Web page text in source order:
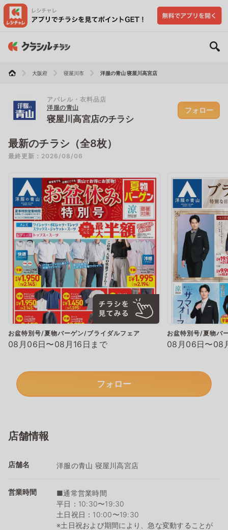
大阪府 寝屋川市 洋服の青山 寝屋川高宮店
アパレル・衣料品店
洋服の青山
寝屋川高宮店のチラシ
フォロー
最新のチラシ（全8枚）
最終更新：2026/08/06
お盆特別号/夏物バーゲン/ブライダルフェア
08月06日〜08月16日まで
お盆特別号/夏物バ
08月06日〜08
フォロー
店舗情報
店舗名 洋服の青山 寝屋川高宮店
営業時間
■通常営業時間
平日：10:30〜19:30
土日祝日：10:00〜19:30
※土日祝および期間により、急な変動することが